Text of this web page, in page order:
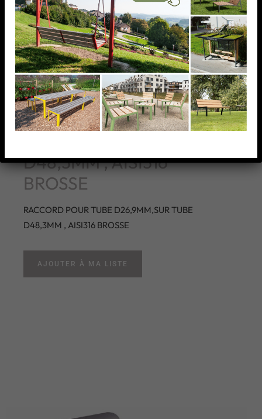
RACCORD POUR TUBE
D48,3MM , AISI316
BROSSE
RACCORD POUR TUBE D26,9MM,SUR TUBE
D48,3MM , AISI316 BROSSE
AJOUTER À MA LISTE